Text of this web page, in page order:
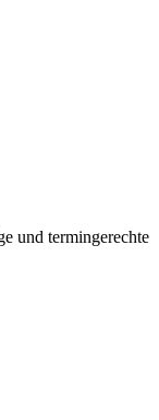
und termingerechte